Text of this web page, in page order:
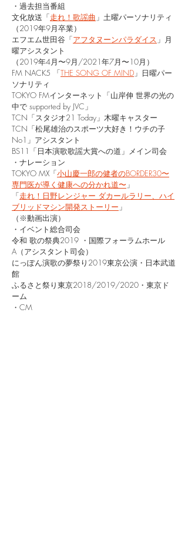
・過去担当番組
文化放送「走れ！歌謡曲 」土曜パーソナリティ
（2019年9月卒業）
エフエム世田谷「アフタヌーンパラダイス 」月
曜アシスタント
（2019年4月〜9月/2021年7月〜10月）
FM NACK5 「THE SONG OF MIND 」日曜パー
ソナリティ
TOKYO FMインターネット「山岸伸 世界の光の
中で supported by JVC」
TCN「スタジオ21 Today」木曜キャスター
TCN「松尾雄治のスポーツ大好き！ウチの子
No1」アシスタント
BS11「日本演歌歌謡大賞への道」メイン司会
・ナレーション
TOKYO MX「小山慶一郎の健者のBORDER30〜
専門医が導く健康への分かれ道〜 」
「走れ！日野レンジャー ダカールラリー、ハイ
ブリッドマシン開発ストーリー 」
（※動画出演）
・イベント総合司会
令和 歌の祭典2019 ・国際フォーラムホール
A（アシスタント司会）
にっぽん演歌の夢祭り2019東京公演・日本武道
館
ふるさと祭り東京2018/2019/2020・東京ド
ーム
・CM